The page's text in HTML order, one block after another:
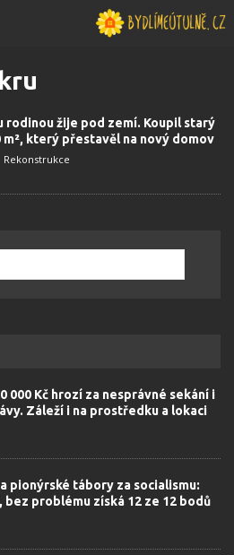
rodinou žije pod zemí. Koupil starý
m², který přestavěl na nový domov
Rekonstrukce
000 Kč hrozí za nesprávné sekání i
Záleží i na prostředku a lokaci
pionýrské tábory za socialismu:
bez problému získá 12 ze 12 bodů